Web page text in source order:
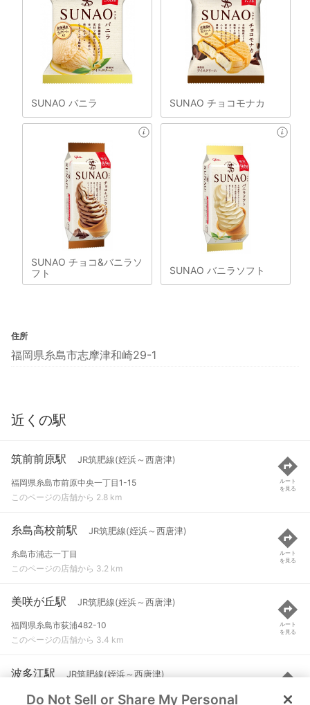
SUNAO バニラ SUNAO チョコモナカ
SUNAO チョコ&バニラソ
フト
SUNAO バニラソフト
住所
福岡県糸島市志摩津和崎29-1
近くの駅
筑前前原駅 JR筑肥線(姪浜～西唐津)
福岡県糸島市前原中央一丁目1-15
このページの店舗から 2.8 km
ルート
を見る
糸島高校前駅 JR筑肥線(姪浜～西唐津)
糸島市浦志一丁目
このページの店舗から 3.2 km
ルート
を見る
美咲が丘駅 JR筑肥線(姪浜～西唐津)
福岡県糸島市荻浦482-10
このページの店舗から 3.4 km
ルート
を見る
波多江駅 JR筑肥線(姪浜～西唐津)
福岡県糸島市波多江駅北四丁目3-13
ルート
を見る
Do Not Sell or Share My Personal